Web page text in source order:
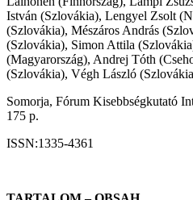
István (Szlovákia), Lengyel Zsolt
(Szlovákia), Mészáros András
(Szlovákia), Simon Attila
(Magyarország), Andrej Tóth
(Szlovákia), Végh László
Somorja, Fórum Kisebbségkutató
175 p.
ISSN:1335-4361